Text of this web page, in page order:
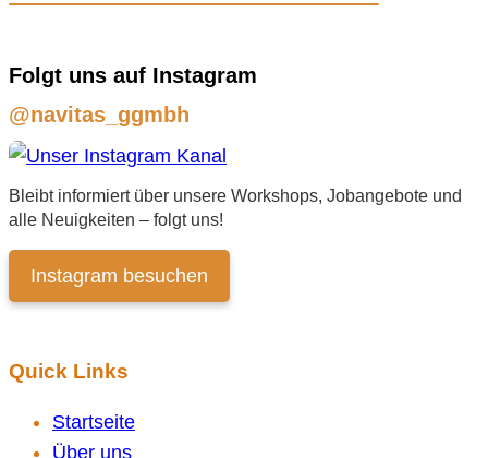
Folgt uns auf Instagram
@navitas_ggmbh
Bleibt informiert über unsere Workshops, Jobangebote und
alle Neuigkeiten – folgt uns!
Instagram besuchen
Quick Links
Startseite
Über uns